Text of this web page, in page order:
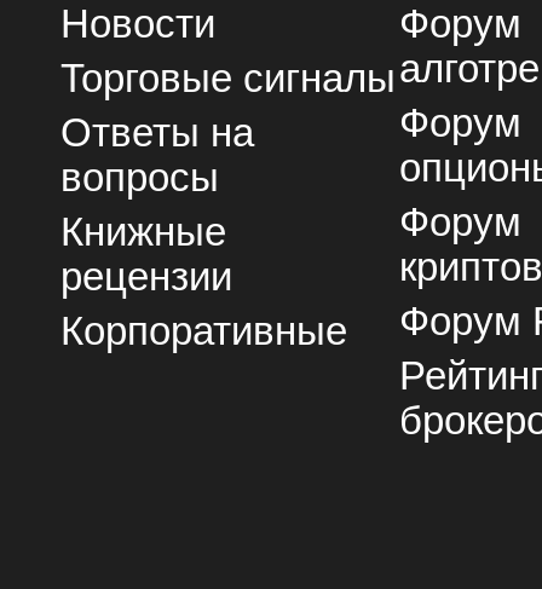
Новости
Торговые сигналы
Ответы на
вопросы
Книжные
рецензии
Корпоративные
Форум
Форум
Форум
Форум